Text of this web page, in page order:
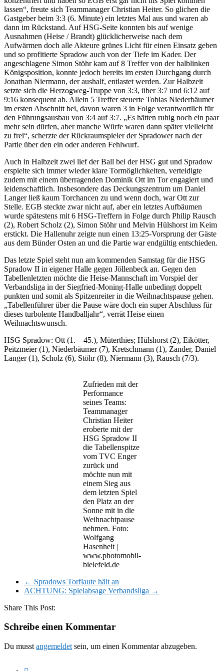
lassen“, freute sich Teammanager Christian Heiter. So glichen die
Gastgeber beim 3:3 (6. Minute) ein letztes Mal aus und waren ab
dann im Rückstand. Auf HSG-Seite konnten bis auf wenige
Ausnahmen (Heise / Brandt) glücklicherweise nach dem
Aufwärmen doch alle Akteure grünes Licht für einen Einsatz geben
und so profitierte Spradow auch von der Tiefe im Kader. Der
angeschlagene Simon Stöhr kam auf 8 Treffer von der halblinken
Königsposition, konnte jedoch bereits im ersten Durchgang durch
Jonathan Niermann, der aushalf, entlastet werden. Zur Halbzeit
setzte sich die Herzogweg-Truppe von 3:3, über 3:7 und 6:12 auf
9:16 konsequent ab. Allein 5 Treffer steuerte Tobias Niederbäumer
im ersten Abschnitt bei, davon waren 3 in Folge verantwortlich für
den Führungsausbau von 3:4 auf 3:7. „Es hätten ruhig noch ein paar
mehr sein dürfen, aber manche Würfe waren dann später vielleicht
zu frei“, scherzte der Rückraumspieler der Spradower nach der
Partie über den ein oder anderen Fehlwurf.
Auch in Halbzeit zwei lief der Ball bei der HSG gut und Spradow
erspielte sich immer wieder klare Tormöglichkeiten, verteidigte
zudem mit einem überragenden Dominik Ott im Tor engagiert und
leidenschaftlich. Insbesondere das Deckungszentrum um Daniel
Langer ließ kaum Torchancen zu und wenn doch, war Ott zur
Stelle. EGB steckte zwar nicht auf, aber ein letztes Aufbäumen
wurde spätestens mit 6 HSG-Treffern in Folge durch Philip Rausch
(2), Robert Scholz (2), Simon Stöhr und Melvin Hülshorst im Keim
erstickt. Die Hallenuhr zeigte nun einen 13:25-Vorsprung der Gäste
aus dem Bünder Osten an und die Partie war endgültig entschieden.
Das letzte Spiel steht nun am kommenden Samstag für die HSG
Spradow II in eigener Halle gegen Jöllenbeck an. Gegen den
Tabellenletzten möchte die Heise-Mannschaft im Vorspiel der
Verbandsliga in der Siegfried-Moning-Halle unbedingt doppelt
punkten und somit als Spitzenreiter in die Weihnachtspause gehen.
„Tabellenführer über die Pause wäre doch ein super Abschluss für
dieses turbolente Handballjahr“, verrät Heise einen
Weihnachtswunsch.
HSG Spradow: Ott (1. – 45.), Müterthies; Hülshorst (2), Eikötter,
Peitzmeier (1), Niederbäumer (7), Kretschmann (1), Zander, Daniel
Langer (1), Scholz (6), Stöhr (8), Niermann (3), Rausch (7/3).
Zufrieden mit der
Performance
seines Teams:
Teammanager
Christian Heiter
eroberte mit der
HSG Spradow II
die Tabellenspitze
vom TVC Enger
zurück und
möchte nun mit
einem Sieg aus
dem letzten Spiel
den Platz an der
Sonne mit in die
Weihnachtpause
nehmen. Foto:
Wolfgang
Hasenheit |
www.photomobil-
bielefeld.de
← Spradows Torflaute hält an
ACHTUNG: Spielabsage Verbandsliga →
Share This Post:
Schreibe einen Kommentar
Du musst angemeldet sein, um einen Kommentar abzugeben.